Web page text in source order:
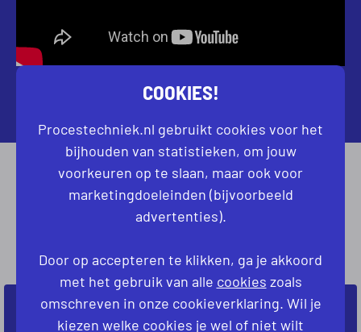
WERKEN BIJ AVIKO
GEVONDEN
NIET DIRECT JOUW IDEALE VACATURE
COOKIES!
Procestechniek.nl gebruikt cookies voor het
bijhouden van statistieken, om jouw
voorkeuren op te slaan, maar ook voor
marketingdoeleinden (bijvoorbeeld
advertenties).
Door op accepteren te klikken, ga je akkoord
met het gebruik van alle cookies zoals
omschreven in onze cookieverklaring. Wil je
kiezen welke cookies je wel of niet wilt